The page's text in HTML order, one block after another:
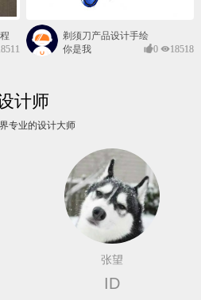
剃须刀产品设计手绘
你是我
0 18518
计师
专业的设计大师
张望
ID